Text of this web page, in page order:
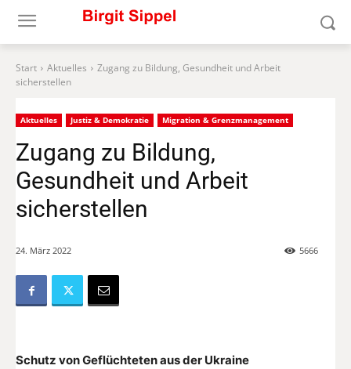
Start Aktuelles
Zugang zu Bildung, Gesundheit und Arbeit
sicherstellen
Aktuelles Justiz & Demokratie Migration & Grenzmanagement
Zugang zu Bildung,
Gesundheit und Arbeit
sicherstellen
24. März 2022 5666
Schutz von Geflüchteten aus der Ukraine